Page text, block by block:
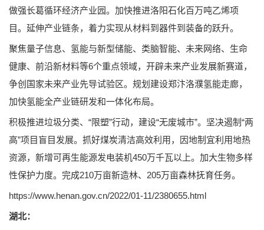
做强长葛循环经济产业园。加快推进洛阳石化百万吨乙烯项
目。延伸产业链条，着力实现从材料到器件到装备的跃升。
聚焦量子信息、氢能与新型储能、类脑智能、未来网络、生命
健康、前沿新材料等6个重点领域，开辟未来产业发展新赛道，
争创国家未来产业先导试验区。规划建设郑汴洛濮氢能走廊，
加快氢能全产业链研发和一体化布局。
积极推进垃圾分类、“限塑”行动，建设“无废城市”。坚决遏制“两
高”项目盲目发展。抓好煤炭清洁高效利用，因地制宜利用地热
资源，新增可再生能源发电装机450万千瓦以上。加大生物多样
性保护力度。完成210万亩新造林、205万亩森林抚育任务。
https://www.henan.gov.cn/2022/01-11/2380655.html
湖北：